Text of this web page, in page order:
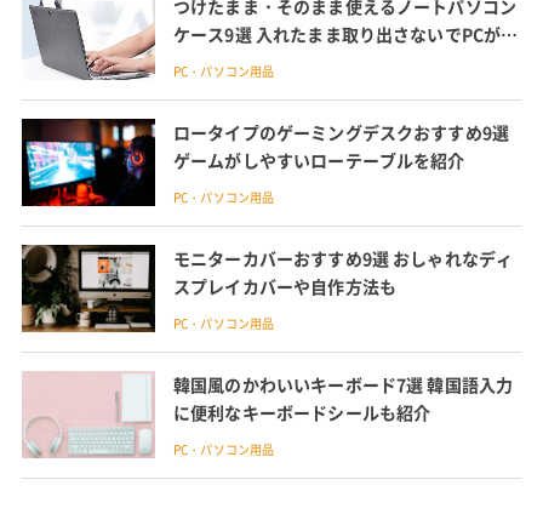
つけたまま・そのまま使えるノートパソコン
ケース9選 入れたまま取り出さないでPCが使
える
PC・パソコン用品
ロータイプのゲーミングデスクおすすめ9選
ゲームがしやすいローテーブルを紹介
PC・パソコン用品
モニターカバーおすすめ9選 おしゃれなディ
スプレイカバーや自作方法も
PC・パソコン用品
韓国風のかわいいキーボード7選 韓国語入力
に便利なキーボードシールも紹介
PC・パソコン用品